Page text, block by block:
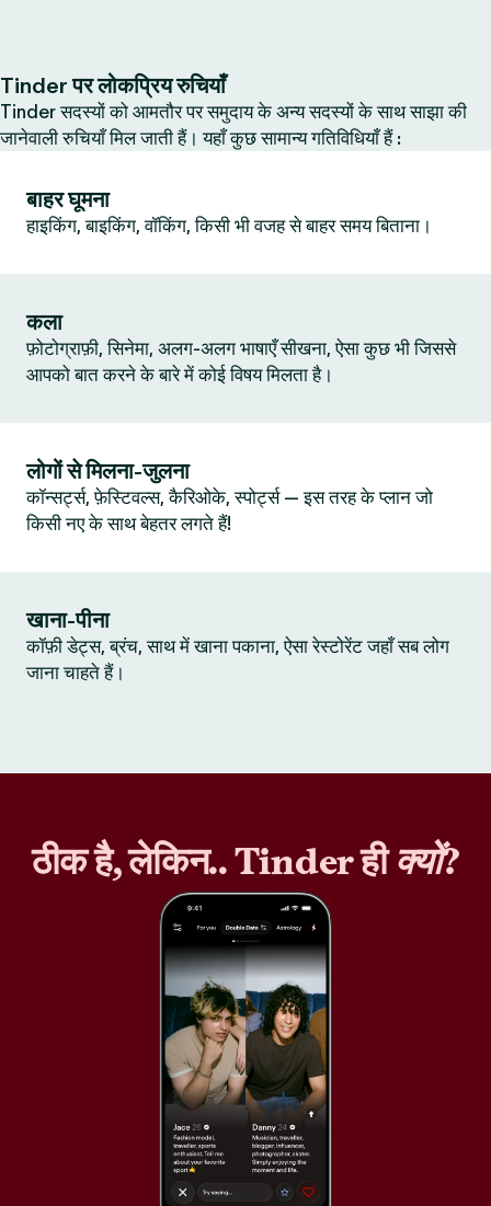
Tinder पर लोकप्रिय रुचियाँ
Tinder सदस्यों को आमतौर पर समुदाय के अन्य सदस्यों के साथ साझा की
जानेवाली रुचियाँ मिल जाती हैं। यहाँ कुछ सामान्य गतिविधियाँ हैं :
बाहर घूमना
हाइकिंग, बाइकिंग, वॉकिंग, किसी भी वजह से बाहर समय बिताना।
कला
फ़ोटोग्राफ़ी, सिनेमा, अलग-अलग भाषाएँ सीखना, ऐसा कुछ भी जिससे
आपको बात करने के बारे में कोई विषय मिलता है।
लोगों से मिलना-जुलना
कॉन्सर्ट्स, फ़ेस्टिवल्स, कैरिओके, स्पोर्ट्स — इस तरह के प्लान जो
किसी नए के साथ बेहतर लगते हैं!
खाना-पीना
कॉफ़ी डेट्स, ब्रंच, साथ में खाना पकाना, ऐसा रेस्टोरेंट जहाँ सब लोग
जाना चाहते हैं।
ठीक है, लेकिन.. Tinder हीक्यों?